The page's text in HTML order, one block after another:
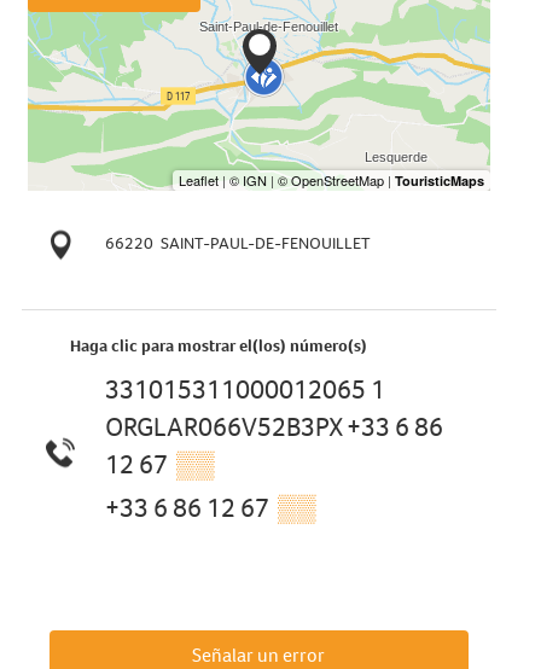
66220 SAINT-PAUL-DE-FENOUILLET
Haga clic para mostrar el(los) número(s)
331015311000012065 1
ORGLAR066V52B3PX +33 6 86
12 67 ▒▒
+33 6 86 12 67 ▒▒
Señalar un error